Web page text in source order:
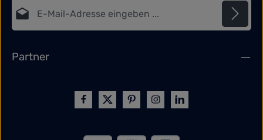
E-Mail-Adresse*
Ich habe die
Die mit einem Stern (*) markierten Felder sind Pflichtfelder.
Partner